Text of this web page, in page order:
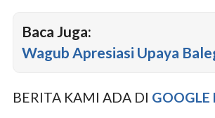
Baca Juga:
Wagub Apresiasi Upaya
BERITA KAMI ADA DI GOOGLE